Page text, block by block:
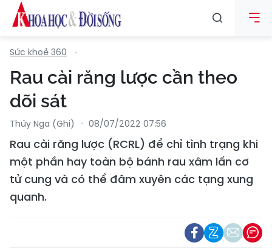
Sức khoẻ 360
Rau cài răng lược cần theo
dõi sát
Thúy Nga (ghi) 08/07/2022 07:56
Rau cài răng lược (RCRL) để chỉ tình trạng khi
một phần hay toàn bộ bánh rau xâm lấn cơ
tử cung và có thể đâm xuyên các tạng xung
quanh.